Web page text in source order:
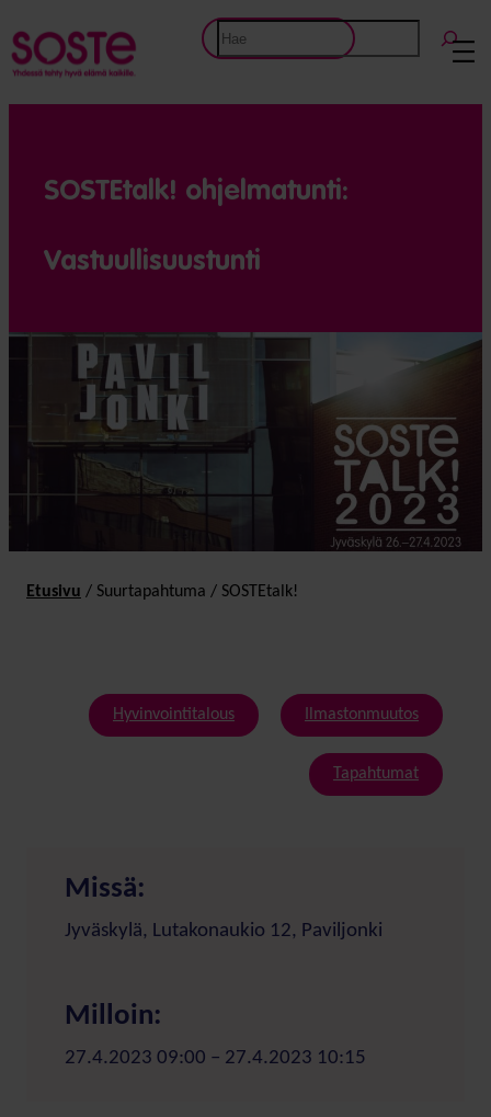
Etsi
SOSTEtalk! ohjelmatunti:
Vastuullisuustunti
Etusivu / Suurtapahtuma / SOSTEtalk!
Hyvinvointitalous Ilmastonmuutos
Tapahtumat
Missä:
Jyväskylä, Lutakonaukio 12, Paviljonki
Milloin:
27.4.2023 09:00 – 27.4.2023 10:15